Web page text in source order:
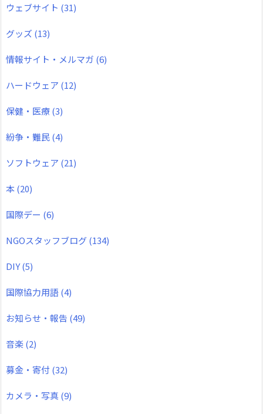
ウェブサイト (31)
グッズ (13)
情報サイト・メルマガ (6)
ハードウェア (12)
保健・医療(3)
紛争・難民(4)
ソフトウェア (21)
本(20)
国際デー (6)
NGOスタッフブログ(134)
DIY(5)
国際協力用語(4)
お知らせ・報告 (49)
音楽(2)
募金・寄付 (32)
カメラ・写真(9)